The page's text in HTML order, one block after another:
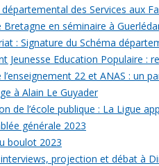
des Services aux
Bretagne en séminaire à
: Signature du Schéma
Jeunesse Education Populaire :
l’enseignement 22 et ANAS : un
à Alain Le Guyader
de l’école publique : La Ligue
générale 2023
boulot 2023
projection et débat à